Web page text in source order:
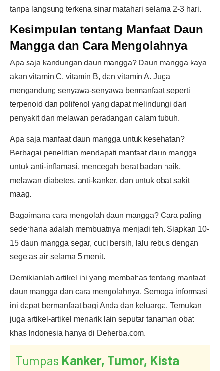
tanpa langsung terkena sinar matahari selama 2-3 hari.
Kesimpulan tentang Manfaat Daun
Mangga dan Cara Mengolahnya
Apa saja kandungan daun mangga? Daun mangga kaya
akan vitamin C, vitamin B, dan vitamin A. Juga
mengandung senyawa-senyawa bermanfaat seperti
terpenoid dan polifenol yang dapat melindungi dari
penyakit dan melawan peradangan dalam tubuh.
Apa saja manfaat daun mangga untuk kesehatan?
Berbagai penelitian mendapati manfaat daun mangga
untuk anti-inflamasi, mencegah berat badan naik,
melawan diabetes, anti-kanker, dan untuk obat sakit
maag.
Bagaimana cara mengolah daun mangga? Cara paling
sederhana adalah membuatnya menjadi teh. Siapkan 10-
15 daun mangga segar, cuci bersih, lalu rebus dengan
segelas air selama 5 menit.
Demikianlah artikel ini yang membahas tentang manfaat
daun mangga dan cara mengolahnya. Semoga informasi
ini dapat bermanfaat bagi Anda dan keluarga. Temukan
juga artikel-artikel menarik lain seputar tanaman obat
khas Indonesia hanya di Deherba.com.
Tumpas Kanker, Tumor, Kista